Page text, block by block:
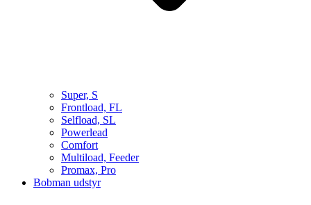
Super, S
Frontload, FL
Selfload, SL
Powerlead
Comfort
Multiload, Feeder
Promax, Pro
Bobman udstyr